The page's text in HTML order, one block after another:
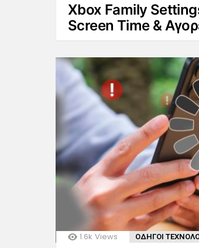
Xbox Family
Screen Time &
1.6k Views ΟΔΗΓΟΙ